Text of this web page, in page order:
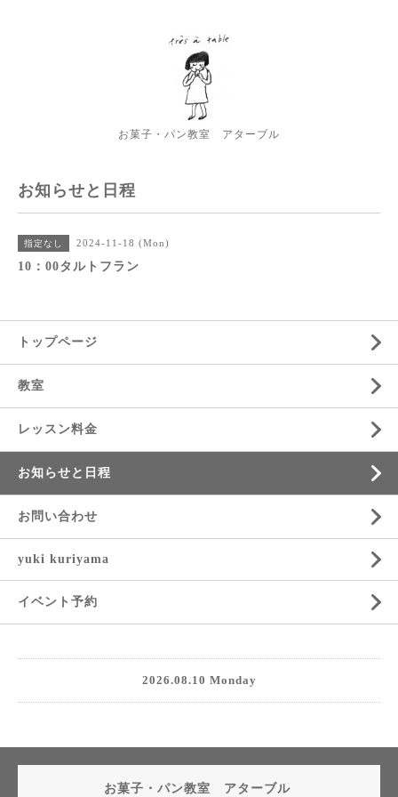
お菓子・パン教室 アターブル
お知らせと日程
指定なし 2024-11-18 (Mon)
10：00タルトフラン
トップページ
教室
レッスン料金
お知らせと日程
お問い合わせ
yuki kuriyama
イベント予約
2026.08.10 Monday
お菓子・パン教室 アターブル